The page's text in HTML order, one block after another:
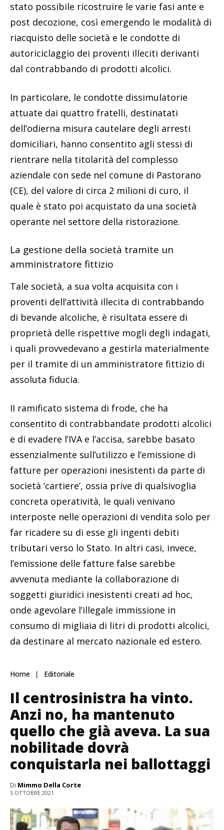
stato possibile ricostruire le varie fasi ante e
post decozione, così emergendo le modalità di
riacquisto delle società e le condotte di
autoriciclaggio dei proventi illeciti derivanti
dal contrabbando di prodotti alcolici.
In particolare, le condotte dissimulatorie
attuate dai quattro fratelli, destinatati
dell’odierna misura cautelare degli arresti
domiciliari, hanno consentito agli stessi di
rientrare nella titolarità del complesso
aziendale con sede nel comune di Pastorano
(CE), del valore di circa 2 milioni di curo, il
quale è stato poi acquistato da una società
operante nel settore della ristorazione.
La gestione della società tramite un
amministratore fittizio
Tale società, a sua volta acquisita con i
proventi dell’attività illecita di contrabbando
di bevande alcoliche, è risultata essere di
proprietà delle rispettive mogli degli indagati,
i quali provvedevano a gestirla materialmente
per il tramite di un amministratore fittizio di
assoluta fiducia.
II ramificato sistema di frode, che ha
consentito di contrabbandate prodotti alcolici
e di evadere l’IVA e l’accisa, sarebbe basato
essenzialmente sull’utilizzo e l’emissione di
fatture per operazioni inesistenti da parte di
società ‘cartiere’, ossia prive di qualsivoglia
concreta operatività, le quali venivano
interposte nelle operazioni di vendita solo per
far ricadere su di esse gli ingenti debiti
tributari verso lo Stato. In altri casi, invece,
l’emissione delle fatture false sarebbe
avvenuta mediante la collaborazione di
soggetti giuridici inesistenti creati ad hoc,
onde agevolare l’illegale immissione in
consumo di migliaia di litri di prodotti alcolici,
da destinare al mercato nazionale ed estero.
Home Editoriale
Il centrosinistra ha vinto.
Anzi no, ha mantenuto
quello che già aveva. La sua
nobilitade dovrà
conquistarla nei ballottaggi
Di Mimmo Della Corte
5 OTTOBRE 2021